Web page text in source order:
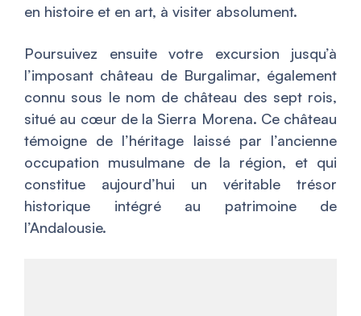
en histoire et en art, à visiter absolument.
Poursuivez ensuite votre excursion jusqu’à
l’imposant château de Burgalimar, également
connu sous le nom de château des sept rois,
situé au cœur de la Sierra Morena. Ce château
témoigne de l’héritage laissé par l’ancienne
occupation musulmane de la région, et qui
constitue aujourd’hui un véritable trésor
historique intégré au patrimoine de
l’Andalousie.